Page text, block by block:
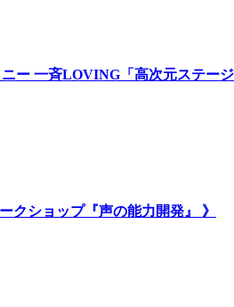
ー 一斉LOVING「高次元ステージ
クショップ『声の能力開発』 》